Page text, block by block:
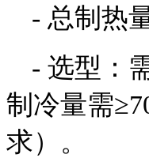
- 总制热
- 选型：
制冷量需
求）。